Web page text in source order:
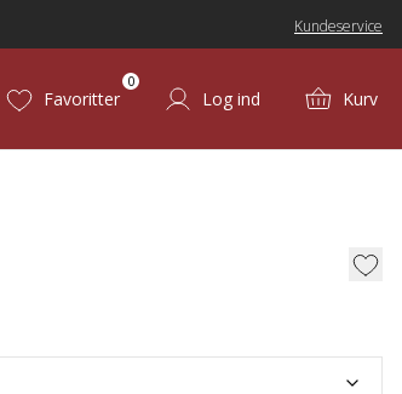
Kundeservice
Favoritter
0
Log ind Kurv